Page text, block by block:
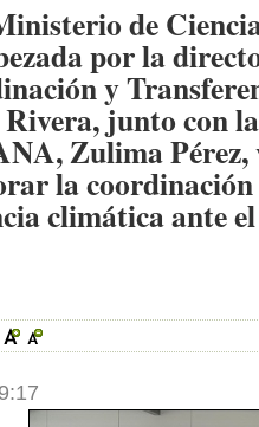
de
por la
y
junto con
Zulima Pérez,
la coordinación
climática ante